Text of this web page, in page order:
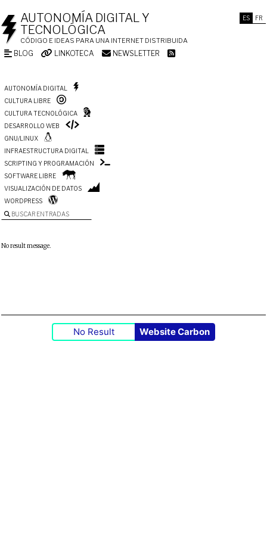
ES FR
AUTONOMÍA DIGITAL Y
TECNOLÓGICA
CÓDIGO E IDEAS PARA UNA INTERNET DISTRIBUIDA
BLOG LINKOTECA NEWSLETTER
AUTONOMÍA DIGITAL
CULTURA LIBRE
CULTURA TECNOLÓGICA
DESARROLLO WEB
GNU/LINUX
INFRAESTRUCTURA DIGITAL
SCRIPTING Y PROGRAMACIÓN
SOFTWARE LIBRE
VISUALIZACIÓN DE DATOS
WORDPRESS
BUSCAR ENTRADAS
No result message.
No Result Website Carbon